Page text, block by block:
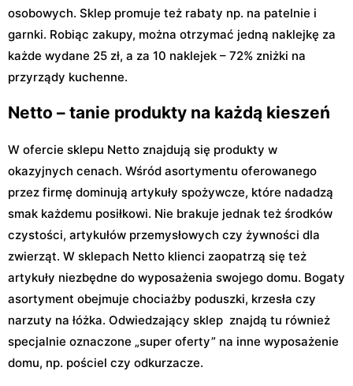
osobowych. Sklep promuje też rabaty np. na patelnie i
garnki. Robiąc zakupy, można otrzymać jedną naklejkę za
każde wydane 25 zł, a za 10 naklejek – 72% zniżki na
przyrządy kuchenne.
Netto – tanie produkty na każdą kieszeń
W ofercie sklepu Netto znajdują się produkty w
okazyjnych cenach. Wśród asortymentu oferowanego
przez firmę dominują artykuły spożywcze, które nadadzą
smak każdemu posiłkowi. Nie brakuje jednak też środków
czystości, artykułów przemysłowych czy żywności dla
zwierząt. W sklepach Netto klienci zaopatrzą się też
artykuły niezbędne do wyposażenia swojego domu. Bogaty
asortyment obejmuje chociażby poduszki, krzesła czy
narzuty na łóżka. Odwiedzający sklep znajdą tu również
specjalnie oznaczone „super oferty” na inne wyposażenie
domu, np. pościel czy odkurzacze.